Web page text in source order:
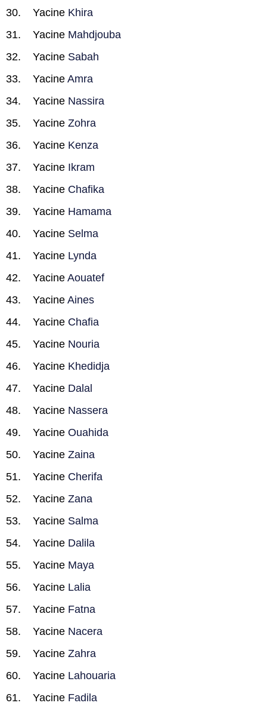
Yacine Khira
Yacine Mahdjouba
Yacine Sabah
Yacine Amra
Yacine Nassira
Yacine Zohra
Yacine Kenza
Yacine Ikram
Yacine Chafika
Yacine Hamama
Yacine Selma
Yacine Lynda
Yacine Aouatef
Yacine Aines
Yacine Chafia
Yacine Nouria
Yacine Khedidja
Yacine Dalal
Yacine Nassera
Yacine Ouahida
Yacine Zaina
Yacine Cherifa
Yacine Zana
Yacine Salma
Yacine Dalila
Yacine Maya
Yacine Lalia
Yacine Fatna
Yacine Nacera
Yacine Zahra
Yacine Lahouaria
Yacine Fadila